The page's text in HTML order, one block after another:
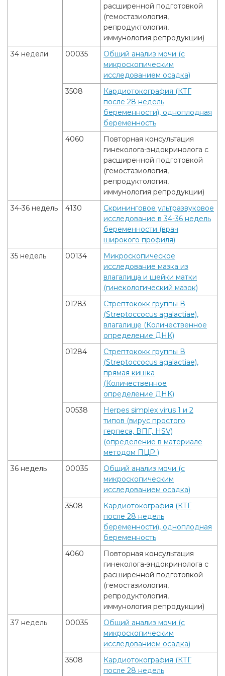
расширенной подготовкой
(гемостазиология,
репродуктология,
иммунология репродукции)
34 недели
00035
Общий анализ мочи (с
микроскопическим
исследованием осадка)
3508
Кардиотокография (КТГ
после 28 недель
беременности), одноплодная
беременность
4060
Повторная консультация
гинеколога-эндокринолога с
расширенной подготовкой
(гемостазиология,
репродуктология,
иммунология репродукции)
34-36 недель
4130
Скрининговое ультразвуковое
исследование в 34-36 недель
беременности (врач
широкого профиля)
35 недель
00134
Микроскопическое
исследование мазка из
влагалища и шейки матки
(гинекологический мазок)
01283
Стрептококк группы В
(Streptoccocus agalactiae),
влагалище (Количественное
определение ДНК)
01284
Стрептококк группы В
(Streptoccocus agalactiae),
прямая кишка
(Количественное
определение ДНК)
00538
Herpes simplex virus 1 и 2
типов (вирус простого
герпеса, ВПГ, HSV)
(определение в материале
методом ПЦР )
36 недель
00035
Общий анализ мочи (с
микроскопическим
исследованием осадка)
3508
Кардиотокография (КТГ
после 28 недель
беременности), одноплодная
беременность
4060
Повторная консультация
гинеколога-эндокринолога с
расширенной подготовкой
(гемостазиология,
репродуктология,
иммунология репродукции)
37 недель
00035
Общий анализ мочи (с
микроскопическим
исследованием осадка)
3508
Кардиотокография (КТГ
после 28 недель